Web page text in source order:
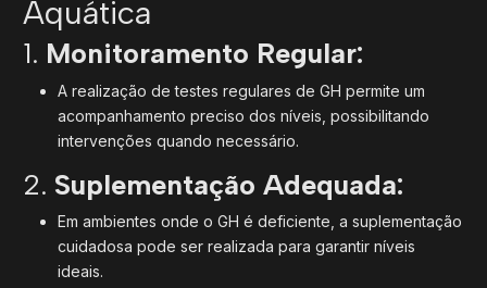
Aquática
1. Monitoramento Regular:
A realização de testes regulares de GH permite um
acompanhamento preciso dos níveis, possibilitando
intervenções quando necessário.
2. Suplementação Adequada:
Em ambientes onde o GH é deficiente, a suplementação
cuidadosa pode ser realizada para garantir níveis
ideais.